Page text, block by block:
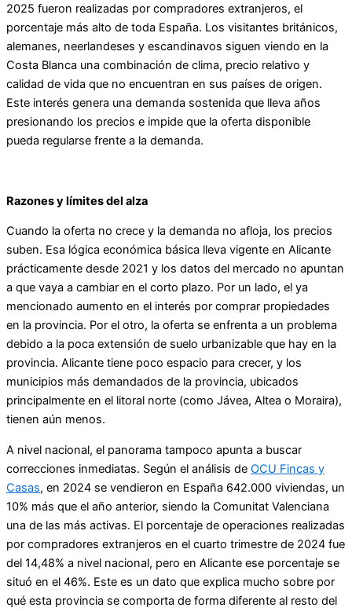
2025 fueron realizadas por compradores extranjeros, el
porcentaje más alto de toda España. Los visitantes británicos,
alemanes, neerlandeses y escandinavos siguen viendo en la
Costa Blanca una combinación de clima, precio relativo y
calidad de vida que no encuentran en sus países de origen.
Este interés genera una demanda sostenida que lleva años
presionando los precios e impide que la oferta disponible
pueda regularse frente a la demanda.
Razones y límites del alza
Cuando la oferta no crece y la demanda no afloja, los precios
suben. Esa lógica económica básica lleva vigente en Alicante
prácticamente desde 2021 y los datos del mercado no apuntan
a que vaya a cambiar en el corto plazo. Por un lado, el ya
mencionado aumento en el interés por comprar propiedades
en la provincia. Por el otro, la oferta se enfrenta a un problema
debido a la poca extensión de suelo urbanizable que hay en la
provincia. Alicante tiene poco espacio para crecer, y los
municipios más demandados de la provincia, ubicados
principalmente en el litoral norte (como Jávea, Altea o Moraira),
tienen aún menos.
A nivel nacional, el panorama tampoco apunta a buscar
correcciones inmediatas. Según el análisis de OCU Fincas y
Casas, en 2024 se vendieron en España 642.000 viviendas, un
10% más que el año anterior, siendo la Comunitat Valenciana
una de las más activas. El porcentaje de operaciones realizadas
por compradores extranjeros en el cuarto trimestre de 2024 fue
del 14,48% a nivel nacional, pero en Alicante ese porcentaje se
situó en el 46%. Este es un dato que explica mucho sobre por
qué esta provincia se comporta de forma diferente al resto del